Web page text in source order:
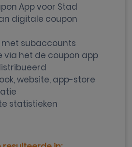
App voor Stad
digitale coupon
subaccounts
via het de coupon app
website, app-store
statistieken